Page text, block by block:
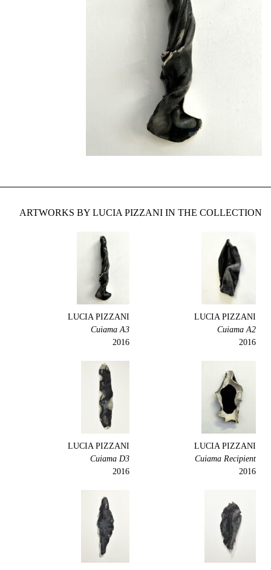
ARTWORKS BY LUCIA PIZZANI IN THE COLLECTION
LUCIA PIZZANI
Cuiama A2
2016
LUCIA PIZZANI
Cuiama A3
2016
LUCIA PIZZANI
Cuiama Recipient
2016
LUCIA PIZZANI
Cuiama D3
2016